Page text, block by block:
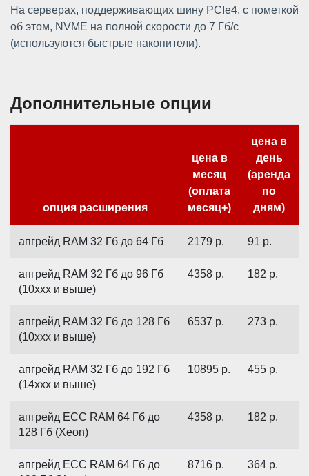
На серверах, поддерживающих шину PCIe4, с пометкой
об этом, NVME на полной скорости до 7 Гб/с
(используются быстрые накопители).
Дополнительные опции
опция расширения
цена в
месяц
(оплата
месяц+)
цена в
день
(аренда
по
дням)
апгрейд RAM 32 Гб до 64 Гб 2179 р. 91 р.
апгрейд RAM 32 Гб до 96 Гб
(10xxx и выше)
4358 р. 182 р.
апгрейд RAM 32 Гб до 128 Гб
(10xxx и выше)
6537 р. 273 р.
апгрейд RAM 32 Гб до 192 Гб
(14xxx и выше)
10895 р. 455 р.
апгрейд ECC RAM 64 Гб до
128 Гб (Xeon)
4358 р. 182 р.
апгрейд ECC RAM 64 Гб до
8716 р. 364 р.